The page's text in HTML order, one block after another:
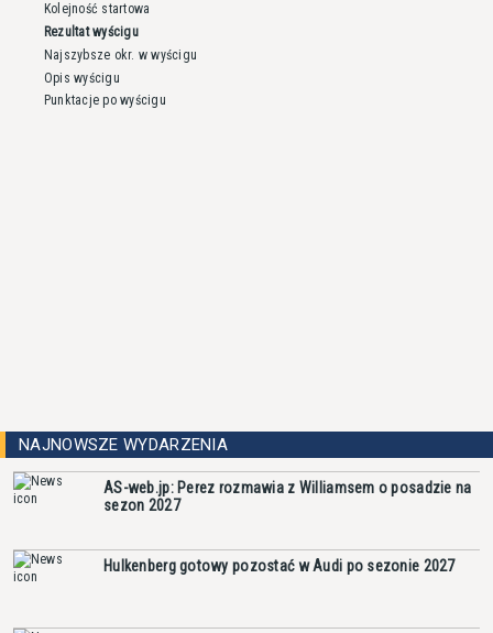
Kolejność startowa
Rezultat wyścigu
Najszybsze okr. w wyścigu
Opis wyścigu
Punktacje po wyścigu
NAJNOWSZE WYDARZENIA
AS-web.jp: Perez rozmawia z Williamsem o posadzie na
sezon 2027
Hulkenberg gotowy pozostać w Audi po sezonie 2027